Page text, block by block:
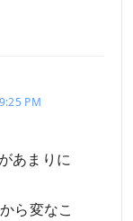
PM
あまりに
ら変なこ